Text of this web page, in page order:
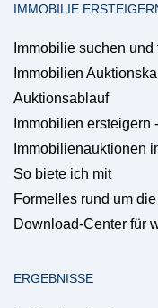
IMMOBILIE
Immobilie suchen und
Immobilien
Auktionsablauf
Immobilien ersteigern
Immobilienauktionen
So biete ich mit
Formelles rund um
Download-Center für
ERGEBNISSE